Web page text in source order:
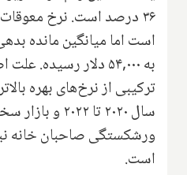
است اما میانگین مانده
به ۵۴,۰۰۰ دلار
ترکیبی از نرخ‌های بهره
سال ۲۰۲۰ تا
است.